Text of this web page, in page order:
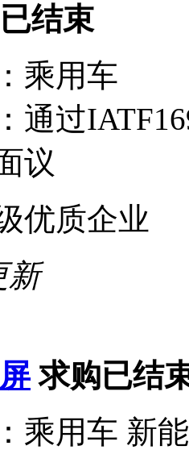
结束
乘用车
通过
议
优质企业
新
求购已结
乘用车 新